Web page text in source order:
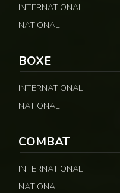
INTERNATIONAL
NATIONAL
BOXE
INTERNATIONAL
NATIONAL
COMBAT
INTERNATIONAL
NATIONAL